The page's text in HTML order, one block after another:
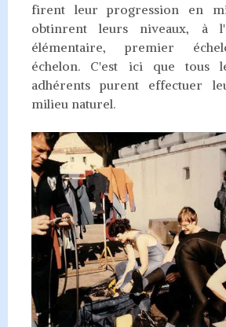
firent leur progression en
obtinrent leurs niveaux, à
élémentaire, premier
échelon. C'est ici que tous
adhérents purent effectuer
milieu naturel.